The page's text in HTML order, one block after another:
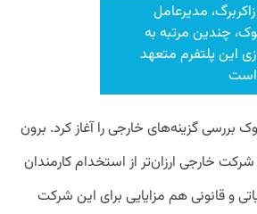
مدیرعامل
چندین مرتبه به
این پلتفرم متعهد
بررسی گزینه‌های خارجی را آغاز کرد. برون
خارجی ارزان‌تر از استخدام کارمندان
و قانونی هم مزایایی برای این شرکت